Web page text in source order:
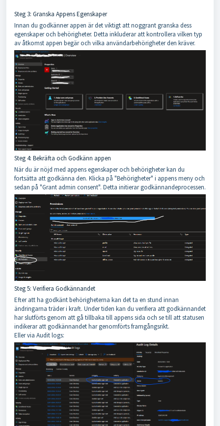
Steg 3: Granska Appens Egenskaper
Innan du godkänner appen är det viktigt att noggrant granska dess
egenskaper och behörigheter. Detta inkluderar att kontrollera vilken typ
av åtkomst appen begär och vilka användarbehörigheter den kräver.
Steg 4: Bekräfta och Godkänn appen
När du är nöjd med appens egenskaper och behörigheter kan du
fortsätta att godkänna den. Klicka på "Behörigheter" i appens meny och
sedan på "Grant admin consent". Detta initierar godkännandeprocessen.
Steg 5: Verifiera Godkännandet
Efter att ha godkänt behörigheterna kan det ta en stund innan
ändringarna träder i kraft. Under tiden kan du verifiera att godkännandet
har slutförts genom att gå tillbaka till appens sida och se till att statusen
indikerar att godkännandet har genomförts framgångsrikt.
Eller via Audit logs: